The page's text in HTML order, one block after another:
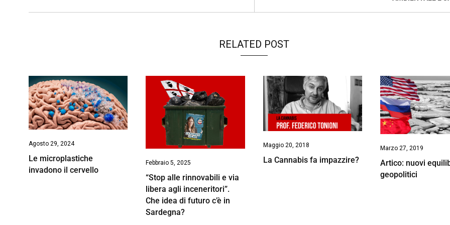
RELATED POST
Agosto 29, 2024
Le microplastiche
invadono il cervello
Febbraio 5, 2025
“Stop alle rinnovabili e via
libera agli inceneritori”.
Che idea di futuro c’è in
Sardegna?
Maggio 20, 2018
La Cannabis fa impazzire?
Marzo 27, 2019
Artico: nuovi
geopolitici